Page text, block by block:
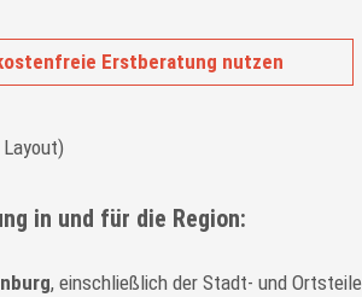
Erstberatung nutzen
in und für die Region:
, einschließlich der Stadt- und Ortsteile